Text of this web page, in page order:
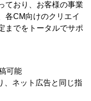
ており、お客様の事業
各CM向けのクリエイ
までをトータルでサポ
可能
ネット広告と同じ指